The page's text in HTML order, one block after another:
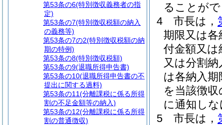
ることが
4
市長は，
期限又は各
付金額又
又は分割
は各納入
を当該徴
に通知し
5
市長は，
第53条の6(特別徴収義務者の指
定)
第53条の7(特別徴収税額の納入
の義務等)
第53条の7の2(特別徴収税額の納
期の特例)
第53条の8(特別徴収税額)
第53条の9(退職所得申告書)
第53条の10(退職所得申告書の不
提出に関する過料)
第53条の11(分離課税に係る所得
割の不足金額等の納入)
第53条の12(分離課税に係る所得
割の普通徴収)